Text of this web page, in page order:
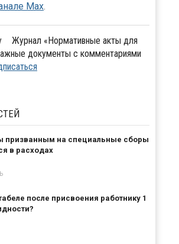
Max.
Журнал «Нормативные акты для
документы с комментариями
призванным на специальные сборы
в расходах
после присвоения работнику 1